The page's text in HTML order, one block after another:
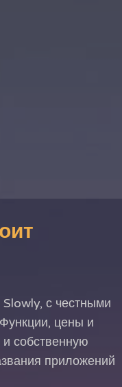
с честными
цены и
собственную
приложений